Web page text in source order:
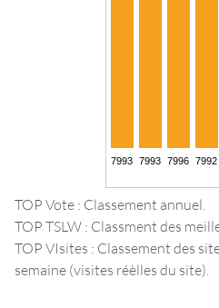
TOP Vote : Classement annuel.
TOP TSLW : Classment des
TOP VIsites : Classement des
semaine (visites réèlles du site).